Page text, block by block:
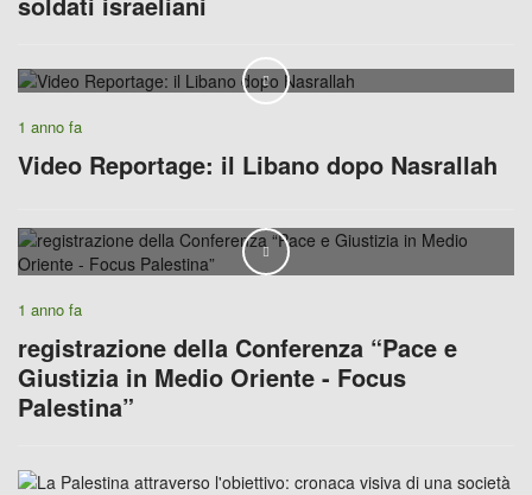
Play
1 anno fa
Video Reportage: il Libano dopo Nasrallah
Play
1 anno fa
registrazione della Conferenza “Pace e
Giustizia in Medio Oriente - Focus
Palestina”